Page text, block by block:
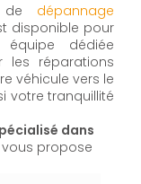
dépannage
disponible pour
dédiée
les réparations
véhicule vers le
votre tranquillité
dans
vous propose